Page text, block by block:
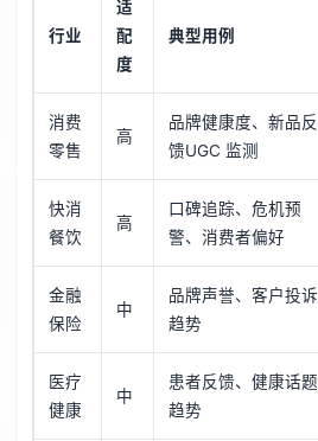
行业
适
配
度
典型用例
消费
零售
高
品牌健康度、新品反
馈UGC 监测
快消
餐饮
高
口碑追踪、危机预
警、消费者偏好
金融
保险
中
品牌声誉、客户投诉
趋势
医疗
健康
中
患者反馈、健康话题
趋势